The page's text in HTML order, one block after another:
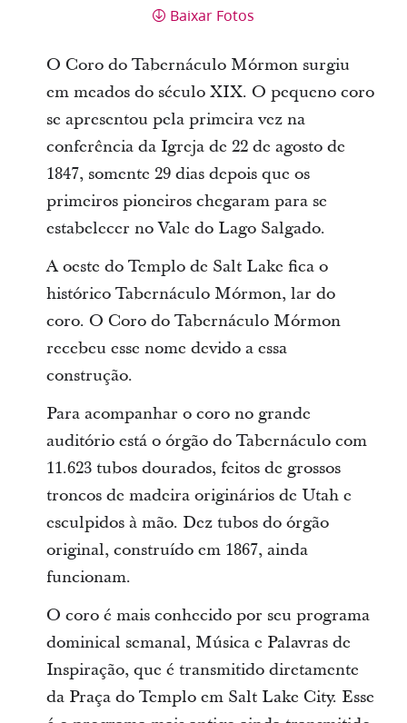
Baixar Fotos
O Coro do Tabernáculo Mórmon surgiu
em meados do século XIX. O pequeno coro
se apresentou pela primeira vez na
conferência da Igreja de 22 de agosto de
1847, somente 29 dias depois que os
primeiros pioneiros chegaram para se
estabelecer no Vale do Lago Salgado.
A oeste do Templo de Salt Lake fica o
histórico Tabernáculo Mórmon, lar do
coro. O Coro do Tabernáculo Mórmon
recebeu esse nome devido a essa
construção.
Para acompanhar o coro no grande
auditório está o órgão do Tabernáculo com
11.623 tubos dourados, feitos de grossos
troncos de madeira originários de Utah e
esculpidos à mão. Dez tubos do órgão
original, construído em 1867, ainda
funcionam.
O coro é mais conhecido por seu programa
dominical semanal, Música e Palavras de
Inspiração, que é transmitido diretamente
da Praça do Templo em Salt Lake City. Esse